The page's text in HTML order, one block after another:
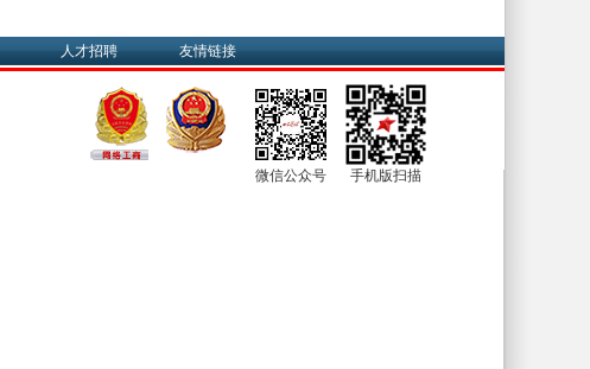
人才招聘 友情链接
微信公众号 手机版扫描